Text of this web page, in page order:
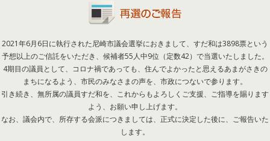
2021年6月6日に執行された尼崎市議会選挙におきまして、すだ和は3898票という
予想以上のご信託をいただき、候補者55人中9位（定数42）で当選いたしました。
4期目の議員として、コロナ禍であっても、住んでよかったと思えるあまがさきの
まちになるよう、市民のみなさまの声を、市政につないで参ります。
引き続き、無所属の議員すだ和を、これからもよろしくご支援、ご指導を賜ります
よう、お願い申し上げます。
なお、議会内で、所存する会派につきましては、正式に決定した後に、ご報告いた
します。